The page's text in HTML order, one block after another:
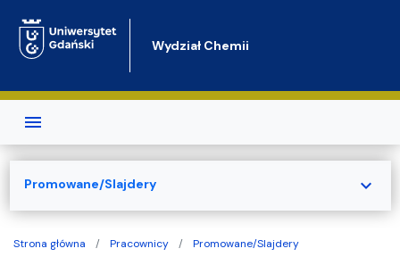
Wydział Chemii
Strona główna Pracownicy Promowane/Slajdery
Promowane/Slajdery expand_more